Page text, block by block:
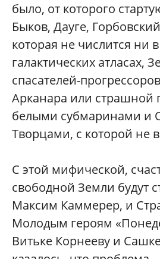
было, от которого
Быков, Дауге,
которая не числится ни
галактических атласах,
спасателей-
Арканара или страшной
белыми субмаринами и
Творцами, с которой не
С этой мифической,
свободной Земли будут
Максим Каммерер, и
Молодым героям
Витьке Корнееву и